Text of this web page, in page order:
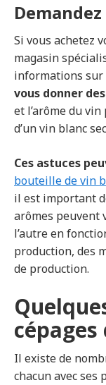
Si vous achetez
magasin
informations sur
vous donner
et l’arôme du
d’un vin blanc
Ces astuces
bouteille de vin
il est important
arômes peuvent
l’autre en
production, des
de production.
Il existe de
chacun avec ses